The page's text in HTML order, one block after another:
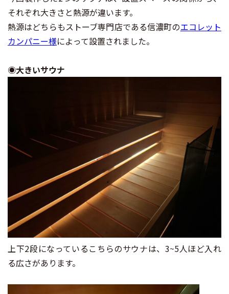
それぞれ大きさと熱源が違います。
熱源はどちらもストーブ専門店である信濃町のエコレット
カンパニー様によって設置されました。
◉大きいサウナ
上下2段になっているこちらのサウナは、3~5人ほど入れ
る広さがあります。